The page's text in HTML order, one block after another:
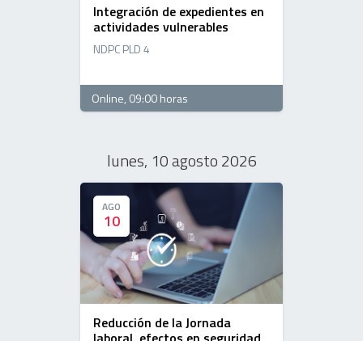
Integración de expedientes en
actividades vulnerables
NDPC PLD 4
Online, 09:00 horas
lunes, 10 agosto 2026
AGO
10
AGO
10
Reducción de la Jornada